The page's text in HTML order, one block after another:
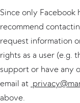
Since only Facebook
recommend
request information
rights as a user (e.g.
support or have any
email at
above.